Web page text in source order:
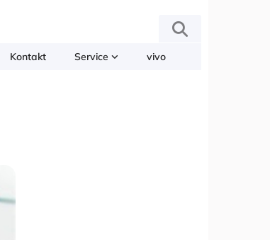
Kontakt Service vivo